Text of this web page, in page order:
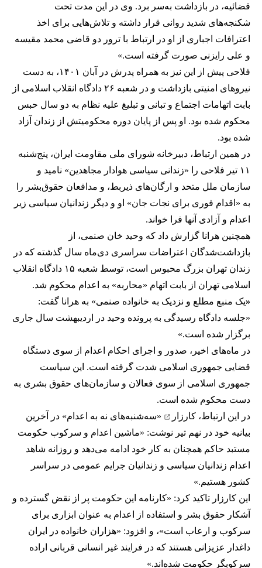
قضائیه، در بازداشت به‌سر برد. وی در این مدت تحت
شکنجه‌های شدید روانی قرار داشته و تلاش‌هایی برای اخذ
اعترافات اجباری از او در ارتباط با ترور دو قاضی محمد مقیسه
و علی رایزنی صورت گرفته است.»
فلاحی پیش از این نیز به همراه پدرش در آبان ۱۴۰۱، به دست
نیروهای امنیتی بازداشت و در شعبه ۲۶ دادگاه انقلاب اسلامی از
بابت اتهامات اجتماع و تبانی و تبلیغ علیه نظام به دو سال حبس
محکوم شده بود. او پس از پایان دوره محکومیتش از زندان آزاد
شده بود.
در همین ارتباط، دبیرخانه شورای ملی مقاومت ایران، پنج‌شنبه
۱۱ تیر فلاحی را «زندانی سیاسی هوادار مجاهدین» نامید و
سازمان ملل متحد و ارگان‌های ذیربط، و مدافعان حقوق‌بشر را
به «اقدام فوری برای نجات جان» او و دیگر زندانیان سیاسی زیر
اعدام و آزادی آنها فرا خواند.
همچنین هرانا گزارش داد که وحید خان صنمی، از
بازداشت‌شدگان اعتراضات سراسری دی‌ماه سال گذشته که در
زندان تهران بزرگ محبوس است، توسط شعبه ۱۵ دادگاه انقلاب
اسلامی تهران از بابت اتهام «محاربه» به اعدام محکوم شد.
«یک منبع مطلع و نزدیک به خانواده صنمی» به هرانا گفت:
«جلسه دادگاه رسیدگی به پرونده وحید در اردیبهشت سال جاری
برگزار شده است.»
در ماه‌های اخیر، صدور و اجرای احکام اعدام از سوی دستگاه
قضایی جمهوری اسلامی شدت گرفته است. این سیاست
جمهوری اسلامی از سوی فعالان و سازمان‌های حقوق بشری به
دست محکوم شده است.
در این ارتباط، کارزار
«سه‌شنبه‌های نه به اعدام» در آخرین
بیانیه خود در نهم تیر نوشت: «ماشین اعدام و سرکوب حکومت
مستبد حاکم همچنان به کار خود ادامه می‌دهد و روزانه شاهد
اعدام زندانیان سیاسی و زندانیان جرایم عمومی در سراسر
کشور هستیم.»
این کارزار تاکید کرد: «کارنامه این حکومت پر از نقض گسترده و
آشکار حقوق بشر و استفاده از اعدام به عنوان ابزاری برای
سرکوب و ارعاب است»، و افزود: «هزاران خانواده در ایران
داغدار عزیزانی هستند که در فرایند غیر انسانی قربانی اراده
سرکوبگر حکومت شده‌اند.»